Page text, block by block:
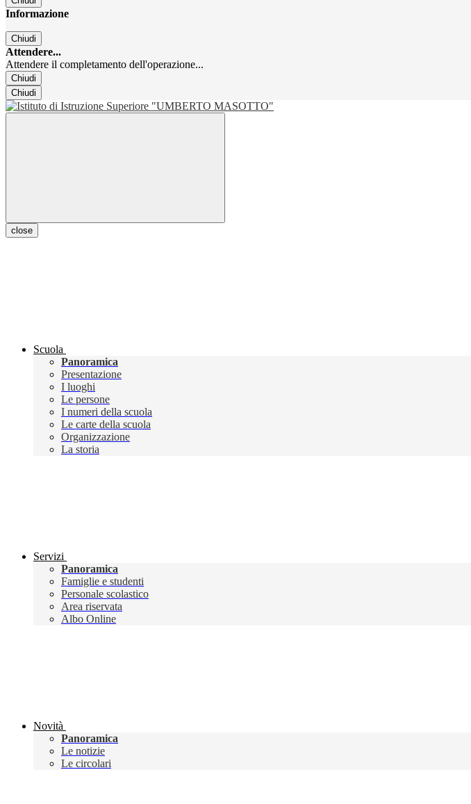
Informazione
Chiudi
Attendere...
Attendere il completamento dell'operazione...
Chiudi
Chiudi
close
Scuola
Panoramica
Presentazione
I luoghi
Le persone
I numeri della scuola
Le carte della scuola
Organizzazione
La storia
Servizi
Panoramica
Famiglie e studenti
Personale scolastico
Area riservata
Albo Online
Novità
Panoramica
Le notizie
Le circolari